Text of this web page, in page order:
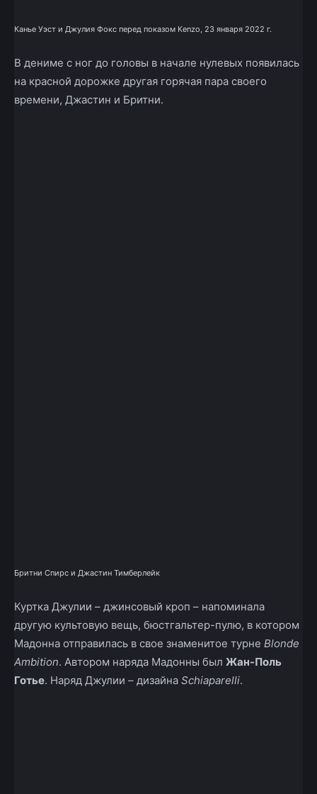
Канье Уэст и Джулия Фокс перед показом Kenzo, 23 января 2022 г.
В дениме с ног до головы в начале нулевых появилась
на красной дорожке другая горячая пара своего
времени, Джастин и Бритни.
Бритни Спирс и Джастин Тимберлейк
Куртка Джулии – джинсовый кроп – напоминала
другую культовую вещь, бюстгальтер-пулю, в котором
Мадонна отправилась в свое знаменитое турне Blonde
Ambition. Автором наряда Мадонны был Жан-Поль
Готье. Наряд Джулии – дизайна Schiaparelli.